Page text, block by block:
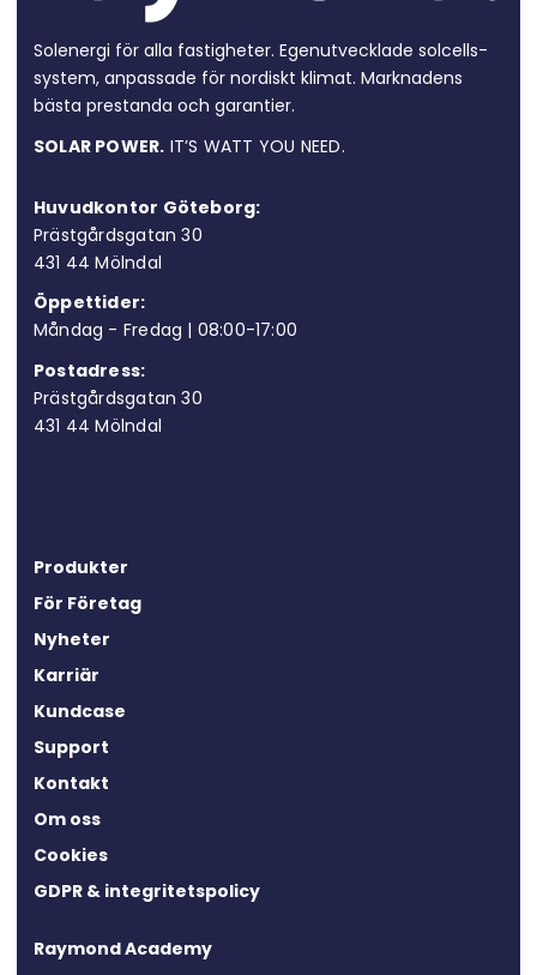
Solenergi för alla fastigheter. Egen­utvecklade solcells­
system, anpassade för nordiskt klimat. Marknadens
bästa prestanda och garantier.
SOLAR POWER. IT’S WATT YOU NEED.
Huvudkontor Göteborg:
Prästgårdsgatan 30
431 44 Mölndal
Öppettider:
Måndag - Fredag | 08:00-17:00
Postadress:
Prästgårdsgatan 30
431 44 Mölndal
Produkter
För Företag
Nyheter
Karriär
Kundcase
Support
Kontakt
Om oss
Cookies
GDPR & integritetspolicy
Raymond Academy